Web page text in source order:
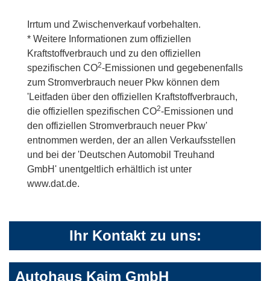
Irrtum und Zwischenverkauf vorbehalten.
* Weitere Informationen zum offiziellen
Kraftstoffverbrauch und zu den offiziellen
spezifischen CO2-Emissionen und gegebenenfalls
zum Stromverbrauch neuer Pkw können dem
'Leitfaden über den offiziellen Kraftstoffverbrauch,
die offiziellen spezifischen CO2-Emissionen und
den offiziellen Stromverbrauch neuer Pkw'
entnommen werden, der an allen Verkaufsstellen
und bei der 'Deutschen Automobil Treuhand
GmbH' unentgeltlich erhältlich ist unter
www.dat.de.
Ihr Kontakt zu uns:
Autohaus Kaim GmbH